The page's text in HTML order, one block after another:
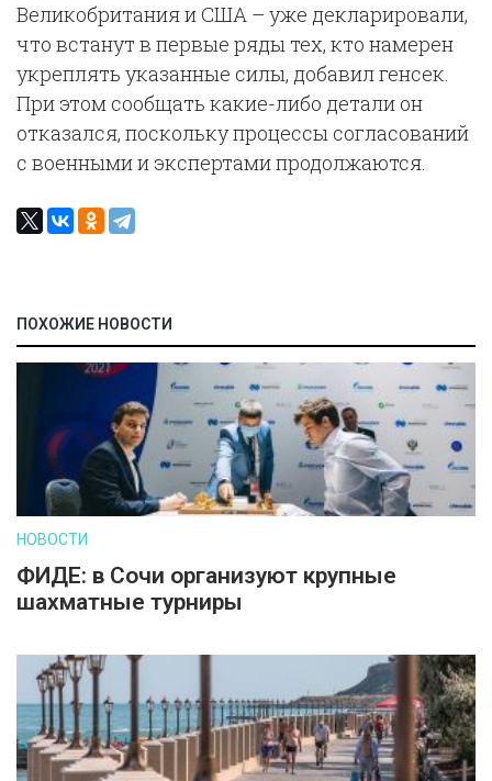
Великобритания и США – уже декларировали,
что встанут в первые ряды тех, кто намерен
укреплять указанные силы, добавил генсек.
При этом сообщать какие-либо детали он
отказался, поскольку процессы согласований
с военными и экспертами продолжаются.
ПОХОЖИЕ НОВОСТИ
НОВОСТИ
ФИДЕ: в Сочи организуют крупные
шахматные турниры